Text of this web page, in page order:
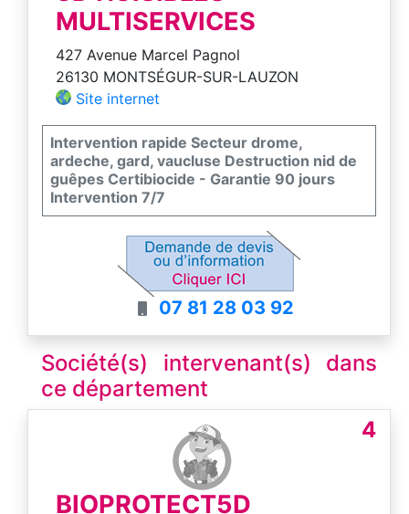
MULTISERVICES
427 Avenue Marcel Pagnol
26130 MONTSÉGUR-SUR-LAUZON
Site internet
Intervention rapide Secteur drome,
ardeche, gard, vaucluse Destruction nid de
guêpes Certibiocide - Garantie 90 jours
Intervention 7/7
07 81 28 03 92
Société(s) intervenant(s) dans
ce département
4
BIOPROTECT5D